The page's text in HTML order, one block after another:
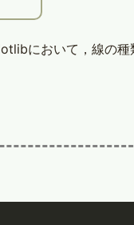
において，線の種